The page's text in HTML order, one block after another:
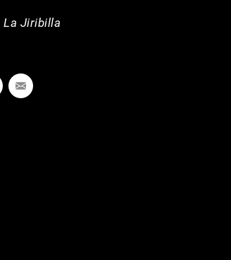
La Jiribilla